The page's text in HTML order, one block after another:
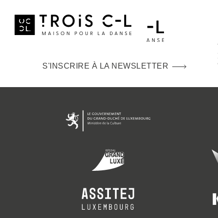
S'INSCRIRE À LA NEWSLETTER